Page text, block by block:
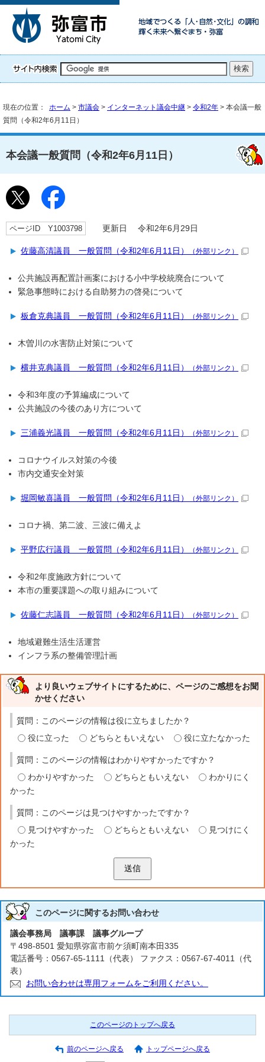
現在の位置： ホーム > 市議会 > インターネット議会中継 > 令和2年 > 本会議一般
質問（令和2年6月11日）
本会議一般質問（令和2年6月11日）
ページID Y1003798 更新日 令和2年6月29日
佐藤高清議員 一般質問（令和2年6月11日） （外部リンク）
公共施設再配置計画案における小中学校統廃合について
緊急事態時における自助努力の啓発について
板倉克典議員 一般質問（令和2年6月11日） （外部リンク）
木曽川の水害防止対策について
横井克典議員 一般質問（令和2年6月11日） （外部リンク）
令和3年度の予算編成について
公共施設の今後のあり方について
三浦義光議員 一般質問（令和2年6月11日） （外部リンク）
コロナウイルス対策の今後
市内交通安全対策
堀岡敏喜議員 一般質問（令和2年6月11日） （外部リンク）
コロナ禍、第二波、三波に備えよ
平野広行議員 一般質問（令和2年6月11日） （外部リンク）
令和2年度施政方針について
本市の重要課題への取り組みについて
佐藤仁志議員 一般質問（令和2年6月11日） （外部リンク）
地域避難生活生活運営
インフラ系の整備管理計画
より良いウェブサイトにするために、ページのご感想をお聞
かせください
質問：このページの情報は役に立ちましたか？
役に立った
どちらともいえない 役に立たなかった
質問：このページの情報はわかりやすかったですか？
わかりやすかった
どちらともいえない
わかりにく
かった
質問：このページは見つけやすかったですか？
見つけやすかった
どちらともいえない
見つけにく
かった
送信
このページに関するお問い合わせ
議会事務局 議事課 議事グループ
〒498-8501 愛知県弥富市前ケ須町南本田335
電話番号：0567-65-1111（代表） ファクス：0567-67-4011（代
表）
お問い合わせは専用フォームをご利用ください。
このページのトップへ戻る
前のページへ戻る トップページへ戻る